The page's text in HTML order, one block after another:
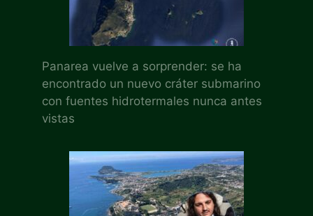
Panarea vuelve a sorprender: se ha
encontrado un nuevo cráter submarino
con fuentes hidrotermales nunca antes
vistas